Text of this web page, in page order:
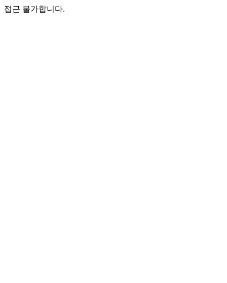
접근 불가합니다.